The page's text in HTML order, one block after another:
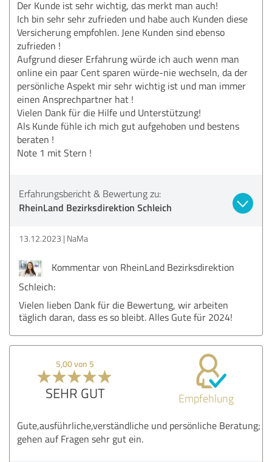
Der Kunde ist sehr wichtig, das merkt man auch!
Ich bin sehr sehr zufrieden und habe auch Kunden diese
Versicherung empfohlen. Jene Kunden sind ebenso
zufrieden !
Aufgrund dieser Erfahrung würde ich auch wenn man
online ein paar Cent sparen würde-nie wechseln, da der
persönliche Aspekt mir sehr wichtig ist und man immer
einen Ansprechpartner hat !
Vielen Dank für die Hilfe und Unterstützung!
Als Kunde fühle ich mich gut aufgehoben und bestens
beraten !
Note 1 mit Stern !
Erfahrungsbericht & Bewertung zu:
RheinLand Bezirksdirektion Schleich
13.12.2023 NaMa
Kommentar von RheinLand Bezirksdirektion
Schleich:
Vielen lieben Dank für die Bewertung, wir arbeiten
täglich daran, dass es so bleibt. Alles Gute für 2024!
5,00 von 5
SEHR GUT Empfehlung
Gute,ausführliche,verständliche und persönliche Beratung;
gehen auf Fragen sehr gut ein.